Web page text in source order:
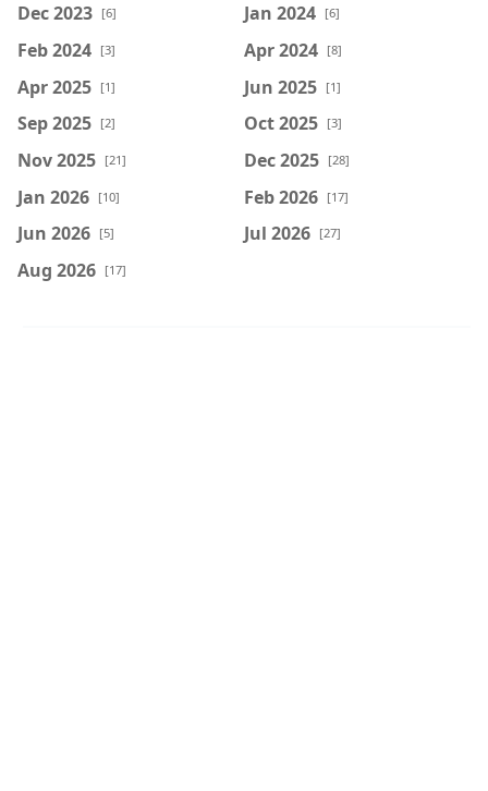
Dec 2023 [6] Jan 2024 [6]
Feb 2024 [3] Apr 2024 [8]
Apr 2025 [1] Jun 2025 [1]
Sep 2025 [2] Oct 2025 [3]
Nov 2025 [21] Dec 2025 [28]
Jan 2026 [10] Feb 2026 [17]
Jun 2026 [5] Jul 2026 [27]
Aug 2026 [17]